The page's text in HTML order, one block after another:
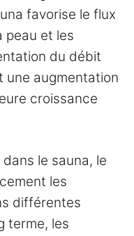
favorise le flux
peau et les
du débit
une augmentation
croissance
le sauna, le
les
différentes
terme, les